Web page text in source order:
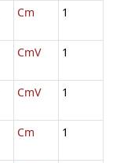
Cm 1
CmV 1
CmV 1
Cm 1